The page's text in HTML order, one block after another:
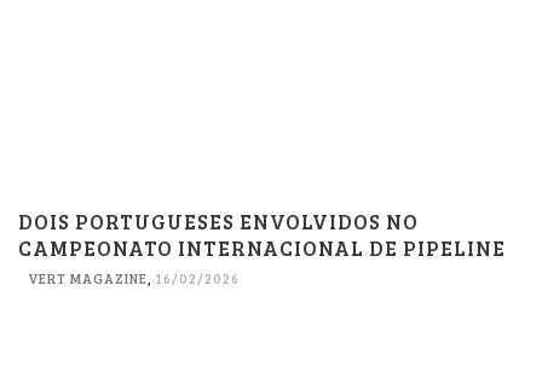
DOIS PORTUGUESES ENVOLVIDOS NO
CAMPEONATO INTERNACIONAL DE PIPELINE
VERT MAGAZINE, 16/02/2026